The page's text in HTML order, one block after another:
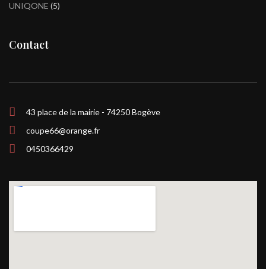
UNIQONE 5
Contact
43 place de la mairie - 74250 Bogève
coupe66@orange.fr
0450366429